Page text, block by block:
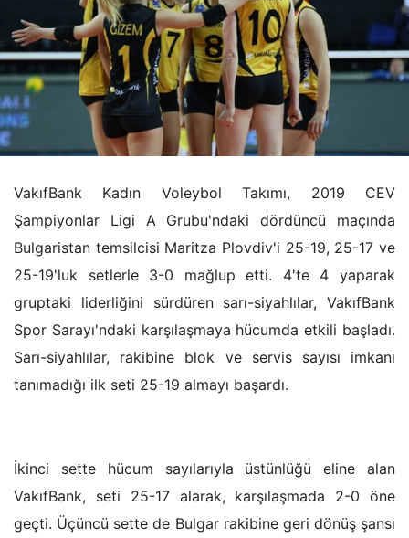
VakıfBank Kadın Voleybol Takımı, 2019 CEV
Şampiyonlar Ligi A Grubu'ndaki dördüncü maçında
Bulgaristan temsilcisi Maritza Plovdiv'i 25-19, 25-17 ve
25-19'luk setlerle 3-0 mağlup etti. 4'te 4 yaparak
gruptaki liderliğini sürdüren sarı-siyahlılar, VakıfBank
Spor Sarayı'ndaki karşılaşmaya hücumda etkili başladı.
Sarı-siyahlılar, rakibine blok ve servis sayısı imkanı
tanımadığı ilk seti 25-19 almayı başardı.
İkinci sette hücum sayılarıyla üstünlüğü eline alan
VakıfBank, seti 25-17 alarak, karşılaşmada 2-0 öne
geçti. Üçüncü sette de Bulgar rakibine geri dönüş şansı